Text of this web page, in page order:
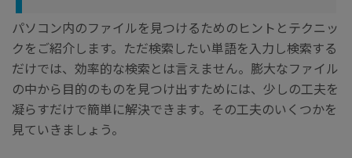
パソコン内のファイルを見つけるためのヒントとテクニッ
クをご紹介します。ただ検索したい単語を入力し検索する
だけでは、効率的な検索とは言えません。膨大なファイル
の中から目的のものを見つけ出すためには、少しの工夫を
凝らすだけで簡単に解決できます。その工夫のいくつかを
見ていきましょう。